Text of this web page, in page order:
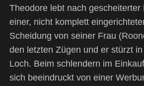
Theodore lebt nach gescheiterter
einer, nicht komplett
Scheidung von seiner Frau
den letzten Zügen und er stürzt
Loch. Beim schlendern im
sich beeindruckt von einer